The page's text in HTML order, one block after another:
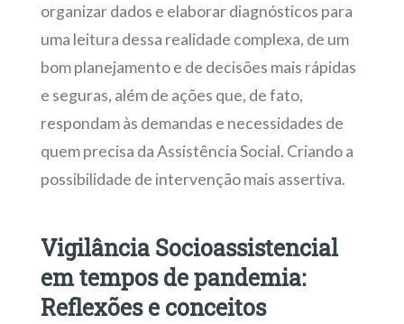
organizar dados e elaborar diagnósticos para
uma leitura dessa realidade complexa, de um
bom planejamento e de decisões mais rápidas
e seguras, além de ações que, de fato,
respondam às demandas e necessidades de
quem precisa da Assistência Social. Criando a
possibilidade de intervenção mais assertiva.
Vigilância Socioassistencial
em tempos de pandemia:
Reflexões e conceitos